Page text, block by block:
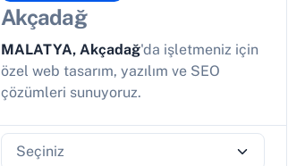
Akçadağ
MALATYA, Akçadağ'da işletmeniz için
özel web tasarım, yazılım ve SEO
çözümleri sunuyoruz.